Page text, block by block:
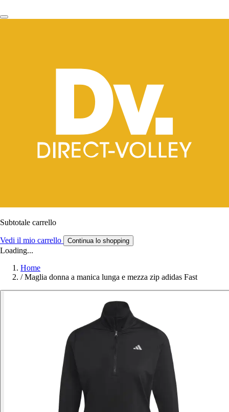
Subtotale carrello
Vedi il mio carrello Continua lo shopping
Loading...
Home
/ Maglia donna a manica lunga e mezza zip adidas Fast